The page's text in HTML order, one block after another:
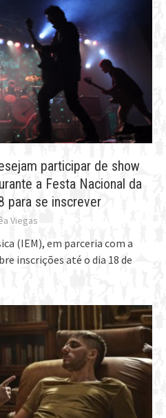
participar de show
a Festa Nacional da
para se inscrever
Viegas
(IEM), em parceria com a
inscrições até o dia 18 de